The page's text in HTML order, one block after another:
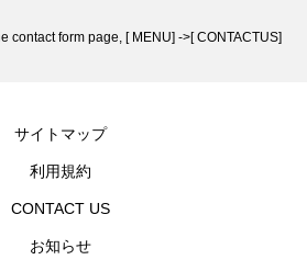
contact form page, [ MENU] ->[ CONTACTUS]
サイトマップ
利用規約
CONTACT US
お知らせ